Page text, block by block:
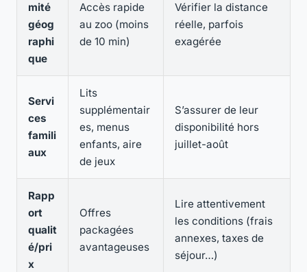
mité
géog
raphi
que
Accès rapide
au zoo (moins
de 10 min)
Vérifier la distance
réelle, parfois
exagérée
Servi
ces
famili
aux
Lits
supplémentair
es, menus
enfants, aire
de jeux
S’assurer de leur
disponibilité hors
juillet-août
Rapp
ort
qualit
é/pri
x
Offres
packagées
avantageuses
Lire attentivement
les conditions (frais
annexes, taxes de
séjour…)